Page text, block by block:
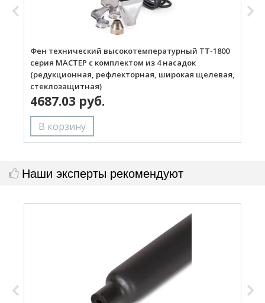
Фен технический высокотемпературный ТТ-1800
серия МАСТЕР с комплектом из 4 насадок
(редукционная, рефлекторная, широкая щелевая,
стеклозащитная)
4687.03 руб.
Наши эксперты рекомендуют